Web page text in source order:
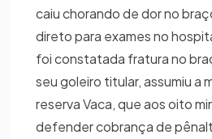
caiu chorando de dor no
direto para exames no
foi constatada fratura no
seu goleiro titular, assumiu a
reserva Vaca, que aos oito
defender cobrança de